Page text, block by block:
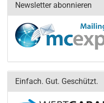
Newsletter abonnieren
Einfach. Gut. Geschützt.